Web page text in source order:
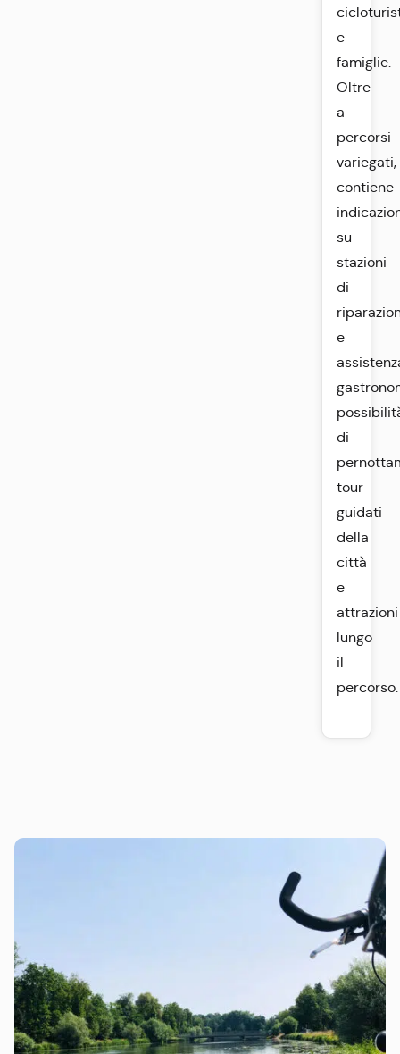
e
famiglie.
Oltre
a
percorsi
variegati,
contiene
su
stazioni
di
e
di
tour
guidati
della
città
e
attrazioni
lungo
il
percorso.